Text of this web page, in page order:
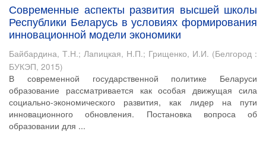
Современные аспекты развития высшей школы
Республики Беларусь в условиях формирования
инновационной модели экономики
Байбардина, Т.Н.; Лапицкая, Н.П.; Грищенко, И.И. (Белгород :
БУКЭП, 2015)
В современной государственной политике Беларуси
образование рассматривается как особая движущая сила
социально-экономического развития, как лидер на пути
инновационного обновления. Постановка вопроса об
образовании для ...